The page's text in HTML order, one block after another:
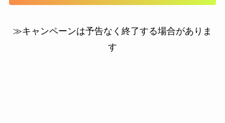
≫キャンペーンは予告なく終了する場合がありま
す